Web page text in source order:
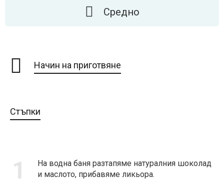
Средно
Начин на приготвяне
Стъпки
1
На водна баня разтапяме натуралния шоколад
и маслото, прибавяме ликьора.